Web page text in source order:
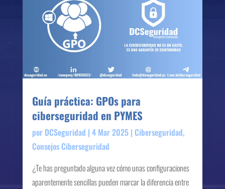
Guía práctica: GPOs para
ciberseguridad en PYMES
por DCSeguridad | 4 Mar 2025| Ciberseguridad,
Consejos Ciberseguridad
¿Te has preguntado alguna vez cómo unas configuraciones
aparentemente sencillas pueden marcar la diferencia entre